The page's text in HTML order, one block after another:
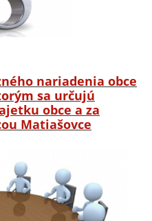
nariadenia obce
sa určujú
obce a za
Matiašovce